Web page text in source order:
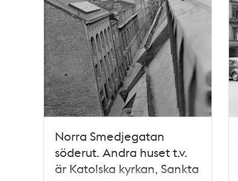
Norra Smedjegatan
söderut. Andra huset t.v.
är Katolska kyrkan, Sankta